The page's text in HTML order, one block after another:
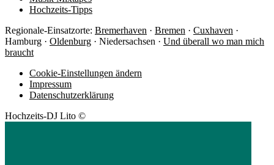
Hochzeits-Tipps
Regionale-Einsatzorte: Bremerhaven · Bremen · Cuxhaven ·
Hamburg · Oldenburg · Niedersachsen · Und überall wo man mich
braucht
Cookie-Einstellungen ändern
Impressum
Datenschutzerklärung
Hochzeits-DJ Lito ©